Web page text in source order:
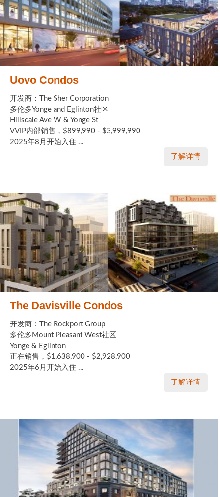
实用链接
加拿大房地产网站
大多伦多教育网站
大多伦多交通网络
常用查询工具
为什么移民加拿大
加拿大的历史文化
加拿大社会保险系统
定居安大略省
安大略省免费医疗保险
加拿大的福利制度
吃货眼中的加拿大地图
Uovo Condos
开发商：The Sher Corporation
多伦多Yonge and Eglinton社区
Hillsdale Ave W & Yonge St
VVIP内部销售，$899,990 - $3,999,990
2025年8月开始入住 ...
了解详情
The Davisville Condos
开发商：The Rockport Group
多伦多Mount Pleasant West社区
Yonge & Eglinton
正在销售，$1,638,900 - $2,928,900
2025年6月开始入住 ...
了解详情